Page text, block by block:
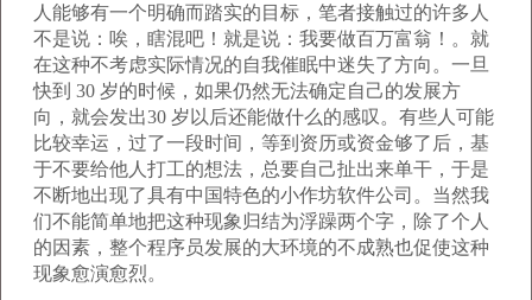
人能够有一个明确而踏实的目标，笔者接触过的许多人
不是说：唉，瞎混吧！就是说：我要做百万富翁！。就
在这种不考虑实际情况的自我催眠中迷失了方向。一旦
快到 30 岁的时候，如果仍然无法确定自己的发展方
向，就会发出30 岁以后还能做什么的感叹。有些人可能
比较幸运，过了一段时间，等到资历或资金够了后，基
于不要给他人打工的想法，总要自己扯出来单干，于是
不断地出现了具有中国特色的小作坊软件公司。当然我
们不能简单地把这种现象归结为浮躁两个字，除了个人
的因素，整个程序员发展的大环境的不成熟也促使这种
现象愈演愈烈。